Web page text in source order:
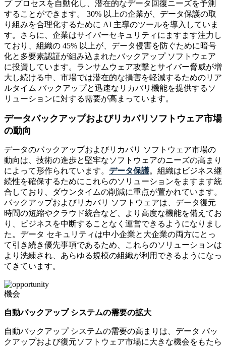
プ プロセスを自動化し、潜在的なデータ回復ニーズを予測
することができます。 30% 以上の企業が、データ保護の取
り組みを合理化するために AI 主導のツールを導入していま
す。さらに、企業はサイバーセキュリティにますます注力し
ており、組織の 45% 以上が、データ侵害を防ぐために暗号
化と多要素認証が組み込まれたバックアップ ソフトウェア
に投資しています。ランサムウェア攻撃とサイバー脅威が増
大し続ける中、市場では潜在的な損害を軽減するためのリア
ルタイム バックアップと迅速なリカバリ機能を提供するソ
リューションに対する需要が高まっています。
データバックアップおよびリカバリソフトウェア市場
の動向
データのバックアップおよびリカバリ ソフトウェア市場の
動向は、技術の進歩と堅牢なソフトウェアのニーズの高まり
によって形作られています。 データ保護。組織はビジネス継
続性を確保するためにこれらのソリューションをますます統
合しており、ダウンタイムの削減に重点が置かれています。
バックアップおよびリカバリ ソフトウェアは、データ復元
時間の短縮やクラウド統合など、より高度な機能を備えてお
り、ビジネスを中断することなく運営できるようになりまし
た。データ セキュリティは中小企業と大企業の両方にとっ
て引き続き優先事項であるため、これらのソリューションは
より洗練され、あらゆる規模の組織が利用できるようになっ
てきています。
機会
自動バックアップ システムの需要の拡大
自動バックアップ システムの需要の高まりは、データ バッ
クアップおよび復元ソフトウェア市場に大きな機会をもたら